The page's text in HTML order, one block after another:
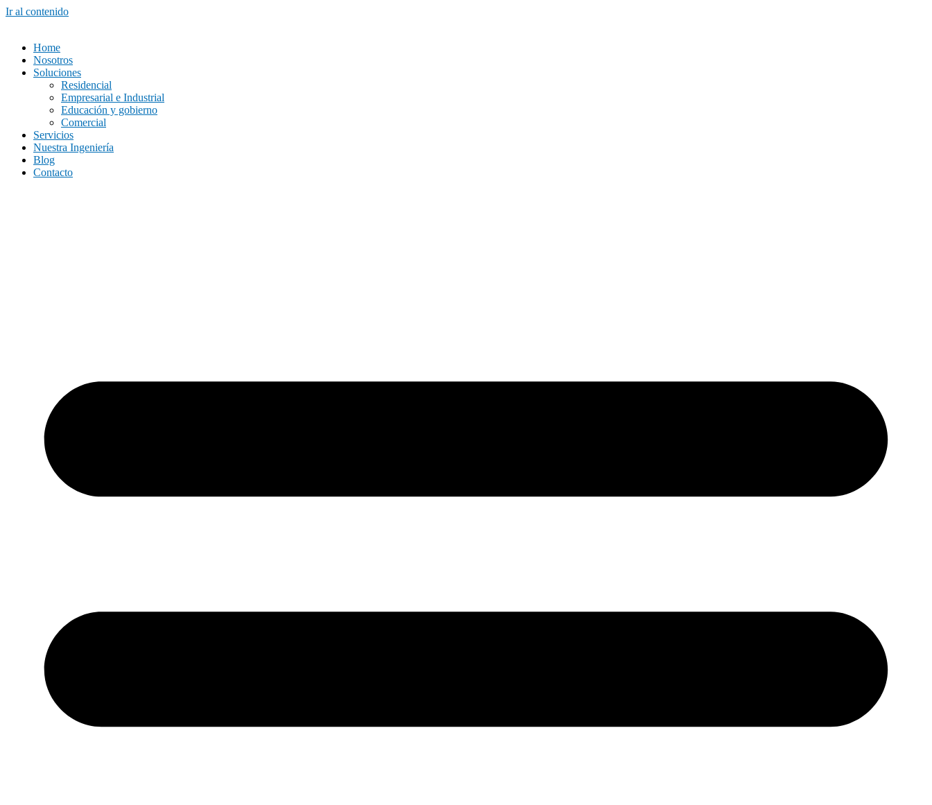
Ir al contenido
Home
Nosotros
Soluciones
Residencial
Empresarial e Industrial
Educación y gobierno
Comercial
Servicios
Nuestra Ingeniería
Blog
Contacto